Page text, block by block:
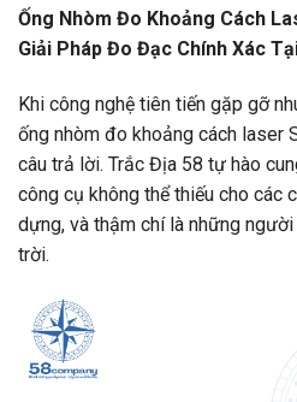
Ống Nhòm Đo Khoảng Cách
Giải Pháp Đo Đạc Chính Xác
Khi công nghệ tiên tiến gặp gỡ
ống nhòm đo khoảng cách laser
câu trả lời. Trắc Địa 58 tự hào
công cụ không thể thiếu cho các
dựng, và thậm chí là những
trời.